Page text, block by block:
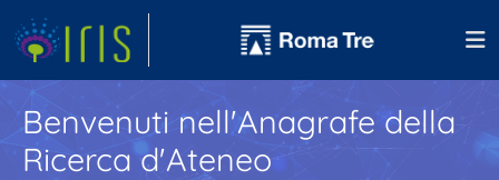
Benvenuti nell'Anagrafe della
Ricerca d'Ateneo